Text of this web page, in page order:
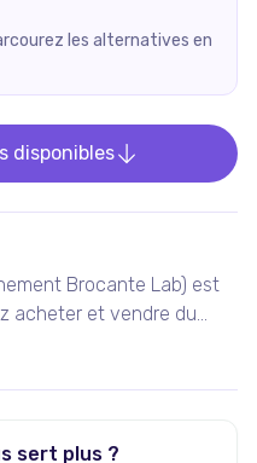
les alternatives en
disponibles
Brocante Lab) est
acheter et vendre du
de seconde main,
sert plus ?